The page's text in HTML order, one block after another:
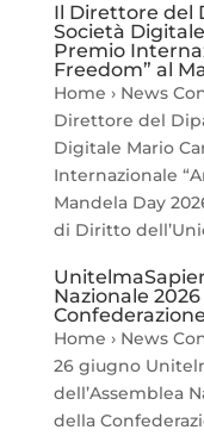
Il Direttore del
Società
Premio
Freedom” al
Home › News
Direttore del
Digitale Mario
Internazionale
Mandela Day
di Diritto
Nazionale
Home › News
26 giugno
dell’Assemblea
della